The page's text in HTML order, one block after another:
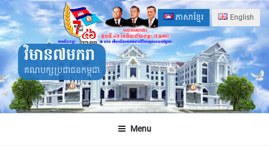
Skip
to
content
ភាសាខ្មែរ English
វិមាន៧មករា
គណបក្សប្រជាជនកម្ពុជា
Menu